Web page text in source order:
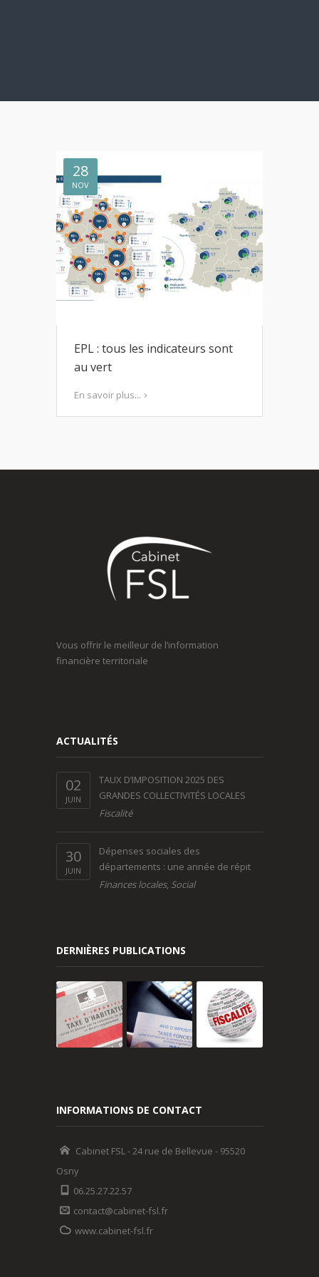
28
NOV
EPL : tous les indicateurs sont
au vert
En savoir plus...
Vous offrir le meilleur de l’information
financière territoriale
ACTUALITÉS
02
JUIN
TAUX D’IMPOSITION 2025 DES
GRANDES COLLECTIVITÉS LOCALES
Fiscalité
30
JUIN
Dépenses sociales des
départements : une année de répit
Finances locales, Social
DERNIÈRES PUBLICATIONS
INFORMATIONS DE CONTACT
Cabinet FSL - 24 rue de Bellevue - 95520
Osny
06.25.27.22.57
contact@cabinet-fsl.fr
www.cabinet-fsl.fr